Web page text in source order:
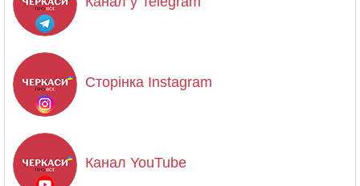
Сторінка Instagram
Канал YouTube